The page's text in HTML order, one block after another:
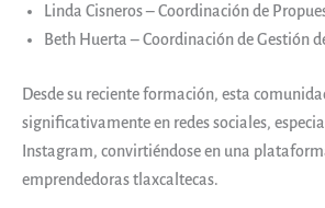
Linda Cisneros – Coordinación de
Beth Huerta – Coordinación de Gestión
Desde su reciente formación, esta
significativamente en redes sociales,
Instagram, convirtiéndose en una
emprendedoras tlaxcaltecas.